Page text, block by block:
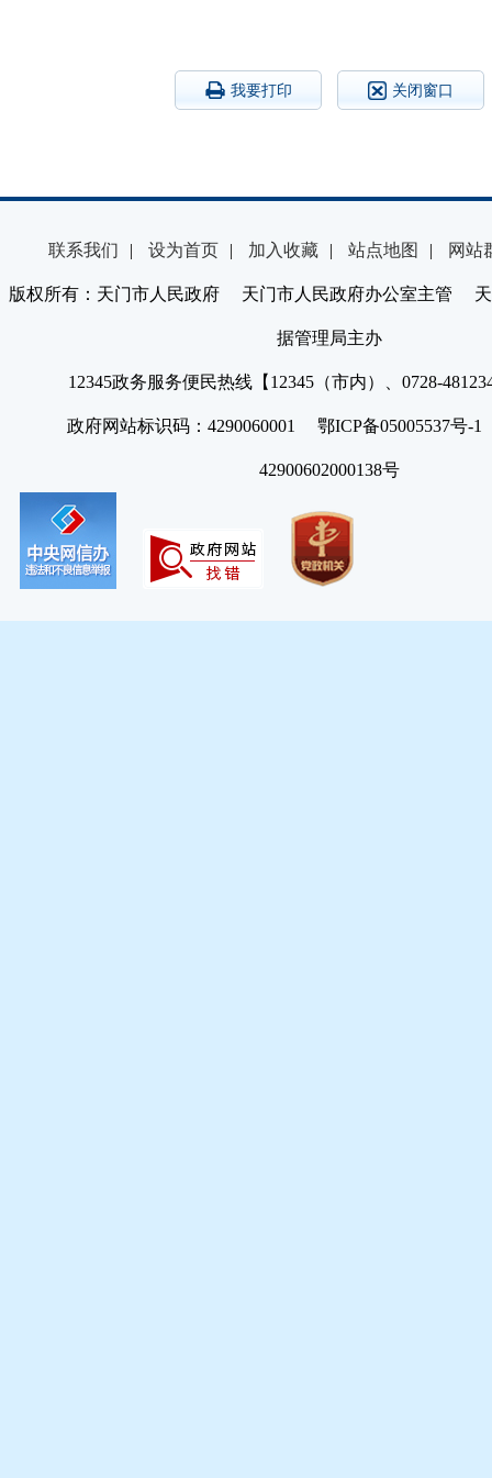
我要打印 关闭窗口
联系我们 | 设为首页 | 加入收藏 | 站点地图 | 网站
版权所有：天门市人民政府 天门市人民政府办公室主管 天
据管理局主办
12345政务服务便民热线【12345（市内）、0728-
政府网站标识码：4290060001 鄂ICP备05005537号
42900602000138号